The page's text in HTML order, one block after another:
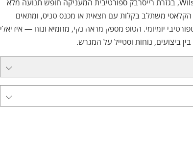
טופ ספורט לנשים מבית Wilson, בגזרת רייסרבק ספורטיבית המעניקה חופש תנועה מלא
משתלב בקלות עם חצאית או מכנס טניס, ומתאים
יומיומי. הטופ מספק מראה נקי, מחמיא ונוח — אידיאלי
ביצועים, נוחות וסטייל על המגרש.